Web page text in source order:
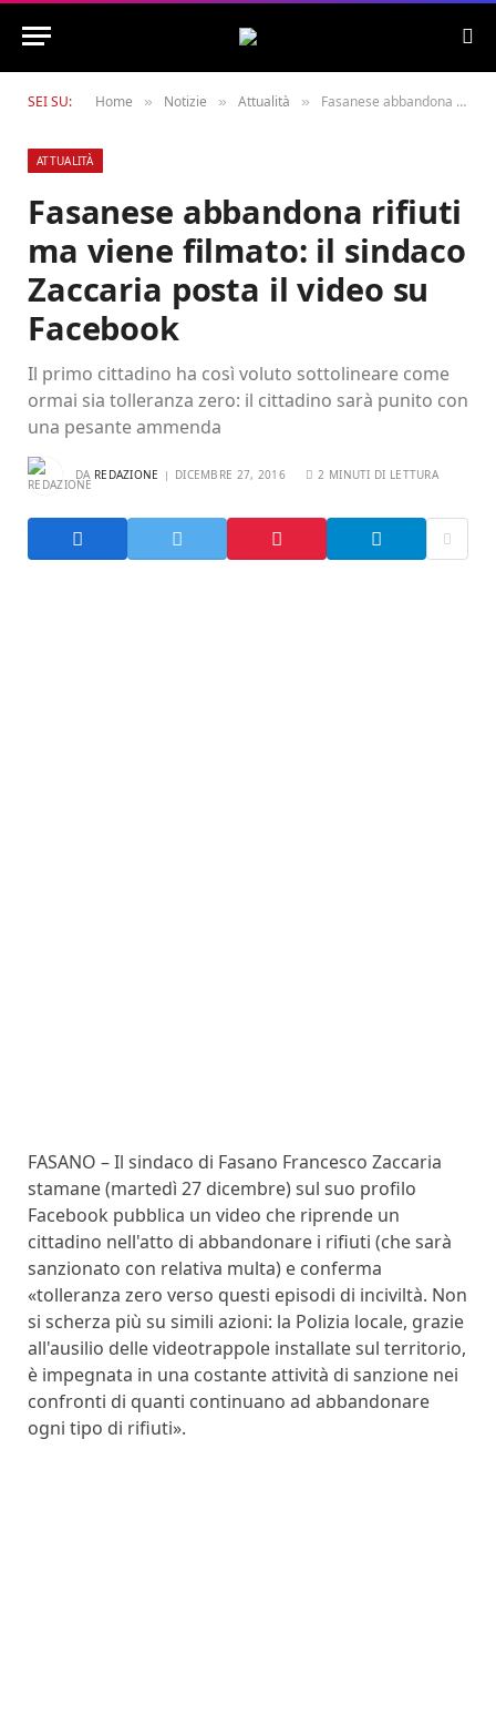
SEI SU: Home » Notizie » Attualità » Fasanese abbandona rifiuti ma viene filmato: il sindaco Zaccaria posta il video su Facebook
ATTUALITÀ
Fasanese abbandona rifiuti
ma viene filmato: il sindaco
Zaccaria posta il video su
Facebook
Il primo cittadino ha così voluto sottolineare come
ormai sia tolleranza zero: il cittadino sarà punito con
una pesante ammenda
DA REDAZIONE DICEMBRE 27, 2016 2 MINUTI DI LETTURA
FASANO – Il sindaco di Fasano Francesco Zaccaria
stamane (martedì 27 dicembre) sul suo profilo
Facebook pubblica un video che riprende un
cittadino nell'atto di abbandonare i rifiuti (che sarà
sanzionato con relativa multa) e conferma
«tolleranza zero verso questi episodi di inciviltà. Non
si scherza più su simili azioni: la Polizia locale, grazie
all'ausilio delle videotrappole installate sul territorio,
è impegnata in una costante attività di sanzione nei
confronti di quanti continuano ad abbandonare
ogni tipo di rifiuti».